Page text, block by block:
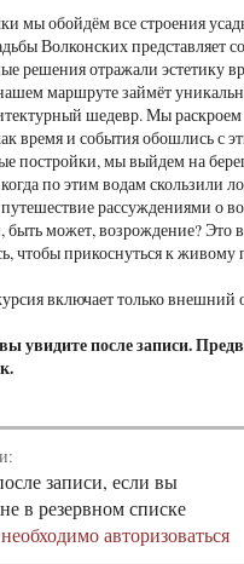
мы обойдём все строения
Волконских представляет
решения отражали эстетику
маршруте займёт
шедевр. Мы раскроем
время и события обошлись с
постройки, мы выйдем на
когда по этим водам
рассуждениями о
может, возрождение? Это
чтобы прикоснуться к живому
включает только внешний
увидите после записи.
записи, если вы
в резервном списке
авторизоваться